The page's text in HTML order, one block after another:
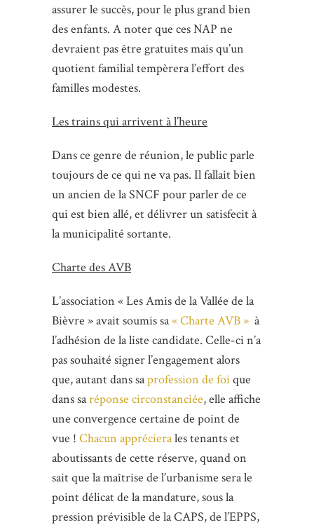
assurer le succès, pour le plus grand bien
des enfants. A noter que ces NAP ne
devraient pas être gratuites mais qu’un
quotient familial tempèrera l’effort des
familles modestes.
Les trains qui arrivent à l’heure
Dans ce genre de réunion, le public parle
toujours de ce qui ne va pas. Il fallait bien
un ancien de la SNCF pour parler de ce
qui est bien allé, et délivrer un satisfecit à
la municipalité sortante.
Charte des AVB
L’association « Les Amis de la Vallée de la
Bièvre » avait soumis sa« Charte AVB » à
l’adhésion de la liste candidate. Celle-ci n’a
pas souhaité signer l’engagement alors
que, autant dans saprofession de foique
dans saréponse circonstanciée, elle affiche
une convergence certaine de point de
vue ! Chacun apprécierales tenants et
aboutissants de cette réserve, quand on
sait que la maîtrise de l’urbanisme sera le
point délicat de la mandature, sous la
pression prévisible de la CAPS, de l’EPPS,